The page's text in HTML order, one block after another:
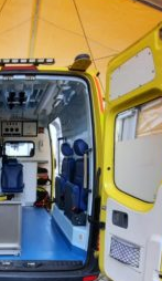
du temps
casernes de la
Ernotte,
dans la
de l’armée, qui
chimiques,
avaient notamment
un mois lors